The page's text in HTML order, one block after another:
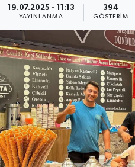
19.07.2025 - 11:13
YAYINLANMA
394
GÖSTERIM
Magazin
Resmi İlanlar
Sağlık
Haber Arşivi